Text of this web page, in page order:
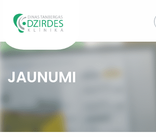
JAUNUMI